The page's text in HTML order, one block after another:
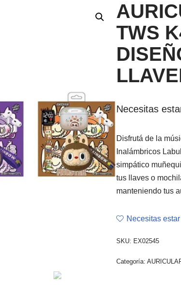
TWS
Necesitas
Disfrutá de la
Inalámbricos
simpático
tus llaves o
manteniendo tus
Necesitas
SKU: EX02545
Categoría: